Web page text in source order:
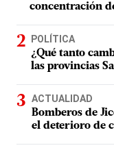
concentración
POLÍTICA
¿Qué tanto
las provincias
ACTUALIDAD
Bomberos de
el deterioro de